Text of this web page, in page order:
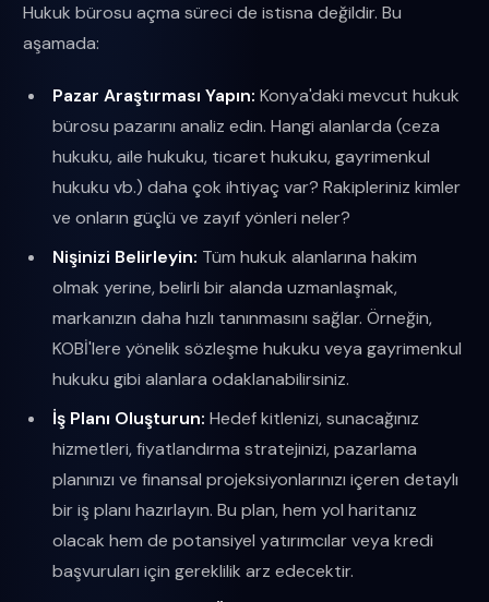
Hukuk bürosu açma süreci de istisna değildir. Bu
aşamada:
Pazar Araştırması Yapın: Konya'daki mevcut hukuk
bürosu pazarını analiz edin. Hangi alanlarda (ceza
hukuku, aile hukuku, ticaret hukuku, gayrimenkul
hukuku vb.) daha çok ihtiyaç var? Rakipleriniz kimler
ve onların güçlü ve zayıf yönleri neler?
Nişinizi Belirleyin: Tüm hukuk alanlarına hakim
olmak yerine, belirli bir alanda uzmanlaşmak,
markanızın daha hızlı tanınmasını sağlar. Örneğin,
KOBİ'lere yönelik sözleşme hukuku veya gayrimenkul
hukuku gibi alanlara odaklanabilirsiniz.
İş Planı Oluşturun: Hedef kitlenizi, sunacağınız
hizmetleri, fiyatlandırma stratejinizi, pazarlama
planınızı ve finansal projeksiyonlarınızı içeren detaylı
bir iş planı hazırlayın. Bu plan, hem yol haritanız
olacak hem de potansiyel yatırımcılar veya kredi
başvuruları için gereklilik arz edecektir.